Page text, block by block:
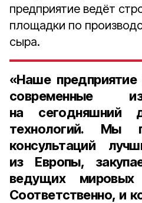
предприятие ведёт
площадки по
сыра.
«Наше
современные
на сегодняшний
технологий. Мы
консультаций
из Европы,
ведущих мировых
Соответственно, и